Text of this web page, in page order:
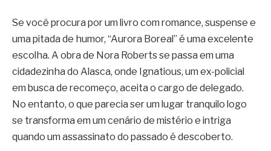
Se você procura por um livro com romance, suspense e
uma pitada de humor, “Aurora Boreal” é uma excelente
escolha. A obra de Nora Roberts se passa em uma
cidadezinha do Alasca, onde Ignatious, um ex-policial
em busca de recomeço, aceita o cargo de delegado.
No entanto, o que parecia ser um lugar tranquilo logo
se transforma em um cenário de mistério e intriga
quando um assassinato do passado é descoberto.